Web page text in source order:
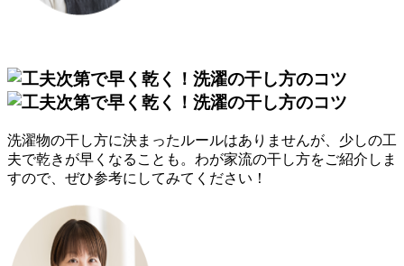
洗濯物の干し方に決まったルールはありませんが、少しの工
夫で乾きが早くなることも。わが家流の干し方をご紹介しま
すので、ぜひ参考にしてみてください！